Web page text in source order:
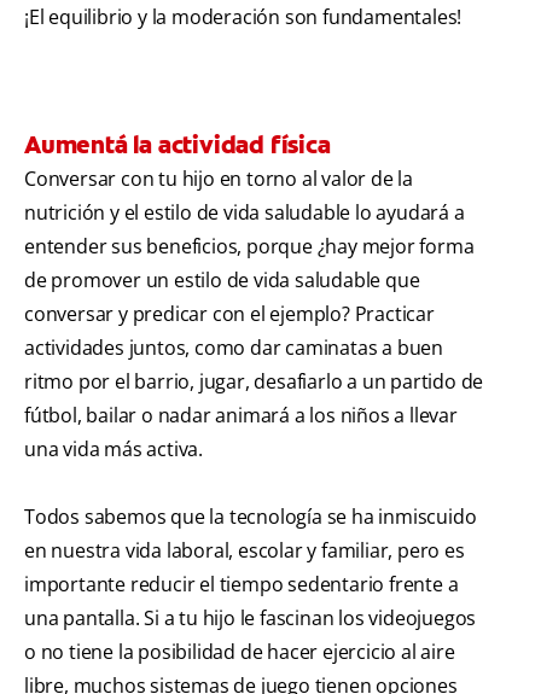
¡El equilibrio y la moderación son fundamentales!
Aumentá la actividad física
Conversar con tu hijo en torno al valor de la
nutrición y el estilo de vida saludable lo ayudará a
entender sus beneficios, porque ¿hay mejor forma
de promover un estilo de vida saludable que
conversar y predicar con el ejemplo? Practicar
actividades juntos, como dar caminatas a buen
ritmo por el barrio, jugar, desafiarlo a un partido de
fútbol, bailar o nadar animará a los niños a llevar
una vida más activa.
Todos sabemos que la tecnología se ha inmiscuido
en nuestra vida laboral, escolar y familiar, pero es
importante reducir el tiempo sedentario frente a
una pantalla. Si a tu hijo le fascinan los videojuegos
o no tiene la posibilidad de hacer ejercicio al aire
libre, muchos sistemas de juego tienen opciones